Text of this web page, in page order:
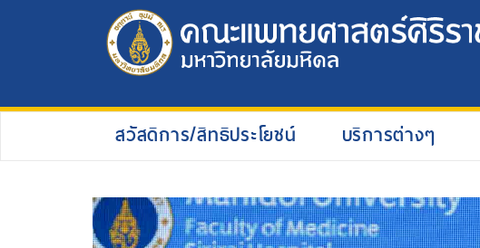
สวัสดิการ/สิทธิประโยชน์ บริการต่างๆ